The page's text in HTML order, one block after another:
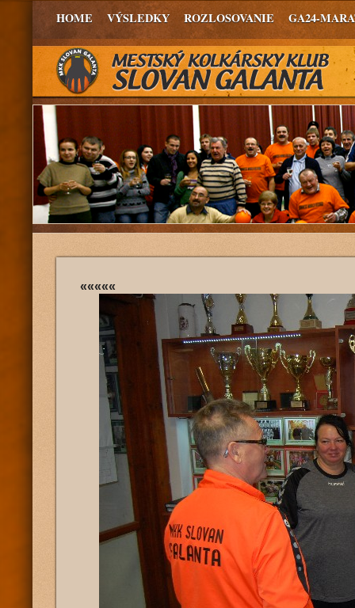
HOME VÝSLEDKY ROZLOSOVANIE GA24-
«««««